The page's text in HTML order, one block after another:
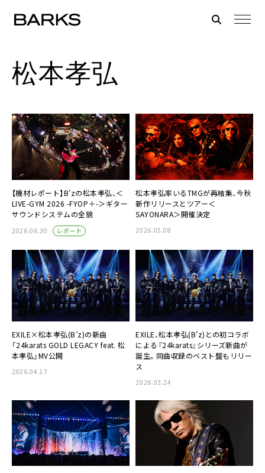
松本孝弘
【機材レポート】B’zの松本孝弘、＜
LIVE-GYM 2026 -FYOP＋-＞ギター
サウンドシステムの全貌
2026.06.30 レポート
松本孝弘率いるTMGが再結集、今秋
新作リリースとツアー＜
SAYONARA＞開催決定
2026.05.08
EXILE×松本孝弘(B’z)の新曲
「24karats GOLD LEGACY feat. 松
本孝弘」MV公開
2026.04.17
EXILE、松本孝弘(B’z)との初コラボ
による『24karats』シリーズ新曲が
誕生。同曲収録のベスト盤もリリー
ス
2026.03.24